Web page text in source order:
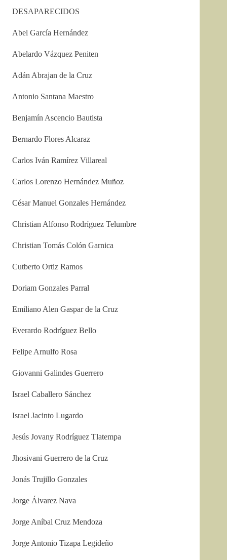
DESAPARECIDOS
Abel García Hernández
Abelardo Vázquez Peniten
Adán Abrajan de la Cruz
Antonio Santana Maestro
Benjamín Ascencio Bautista
Bernardo Flores Alcaraz
Carlos Iván Ramírez Villareal
Carlos Lorenzo Hernández Muñoz
César Manuel Gonzales Hernández
Christian Alfonso Rodríguez Telumbre
Christian Tomás Colón Garnica
Cutberto Ortiz Ramos
Doriam Gonzales Parral
Emiliano Alen Gaspar de la Cruz
Everardo Rodríguez Bello
Felipe Arnulfo Rosa
Giovanni Galindes Guerrero
Israel Caballero Sánchez
Israel Jacinto Lugardo
Jesús Jovany Rodríguez Tlatempa
Jhosivani Guerrero de la Cruz
Jonás Trujillo Gonzales
Jorge Álvarez Nava
Jorge Aníbal Cruz Mendoza
Jorge Antonio Tizapa Legideño